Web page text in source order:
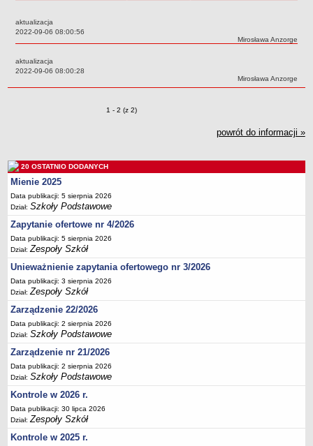
ARCHIWUM SZKÓŁ I PLACÓWEK
Przekształcone szkoły i placówki
Wielofunkcyjna Placówka
SPECJALNE OŚRODKI SZKOLNO-WYCHOWAWCZE
Specjalny Ośrodek nr 1
Statut
Majątek
Godziny dyżurów
Ogłoszenie
Zarządzenia
Kontrole
Rejestry, ewidencje, archiwa
Sprawozdania
Deklaracja dostępności
PORADNIE PSYCHOLOGICZNO-PEDAGOGICZNE
Zespół Poradni
BIURO FINANSÓW OŚWIATY
Dane podstawowe
Statut
Majątek
Godziny dyżurów
aktualizacja
Data:
2022-09-06 08:00:56
Autor:
Mirosława Anzorge
aktualizacja
Data:
2022-09-06 08:00:28
Autor:
Mirosława Anzorge
Zmiany o pozycjach
1 - 2 (z 2)
powrót do informacji »
20 OSTATNIO DODANYCH
Mienie 2025
Data publikacji: 5 sierpnia 2026
Dział:Szkoły Podstawowe
Zapytanie ofertowe nr 4/2026
Data publikacji: 5 sierpnia 2026
Dział:Zespoły Szkół
Unieważnienie zapytania ofertowego nr 3/2026
Data publikacji: 3 sierpnia 2026
Dział:Zespoły Szkół
Zarządzenie 22/2026
Data publikacji: 2 sierpnia 2026
Dział:Szkoły Podstawowe
Zarządzenie nr 21/2026
Data publikacji: 2 sierpnia 2026
Dział:Szkoły Podstawowe
Kontrole w 2026 r.
Data publikacji: 30 lipca 2026
Dział:Zespoły Szkół
Kontrole w 2025 r.